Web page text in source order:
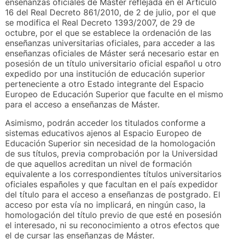
16 del Real Decreto 861/2010, de 2 de julio, por el que
se modifica el Real Decreto 1393/2007, de 29 de
octubre, por el que se establece la ordenación de las
enseñanzas universitarias oficiales, para acceder a las
enseñanzas oficiales de Máster será necesario estar en
posesión de un título universitario oficial español u otro
expedido por una institución de educación superior
perteneciente a otro Estado integrante del Espacio
Europeo de Educación Superior que faculte en el mismo
para el acceso a enseñanzas de Máster.
Asimismo, podrán acceder los titulados conforme a
sistemas educativos ajenos al Espacio Europeo de
Educación Superior sin necesidad de la homologación
de sus títulos, previa comprobación por la Universidad
de que aquellos acreditan un nivel de formación
equivalente a los correspondientes títulos universitarios
oficiales españoles y que facultan en el país expedidor
del título para el acceso a enseñanzas de postgrado. El
acceso por esta vía no implicará, en ningún caso, la
homologación del título previo de que esté en posesión
el interesado, ni su reconocimiento a otros efectos que
el de cursar las enseñanzas de Máster.